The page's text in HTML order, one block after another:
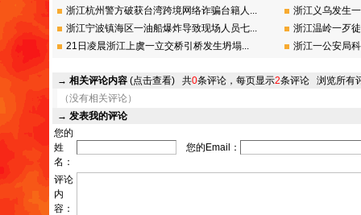
浙江杭州警方破获台湾跨境网络诈骗台籍人...
浙江义乌发生
浙江宁波镇海区一油船爆炸导致现场人员七...
浙江温岭一歹
21日凌晨浙江上虞一立交桥引桥发生坍塌...
浙江一公安局
→ 相关评论内容 (点击查看) 共0条评论，每页显示2条评论 浏览所有
（没有相关评论）
→ 发表我的评论
您的
姓
名：
您的Email：
评论
内
容：